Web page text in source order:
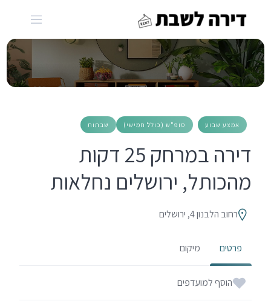
אמצע שבוע סופ"ש (כולל חמישי) שבתות
דירה במרחק 25 דקות
מהכותל, ירושלים נחלאות
רחוב הלבנון 4, ירושלים
פרטים מיקום
הוסף למועדפים